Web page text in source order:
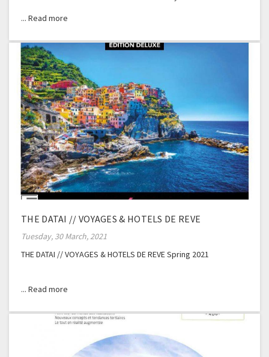
THE DATAI // VOYAGES & HOTELS DE REVE
Tuesday, 30 March, 2021
THE DATAI // VOYAGES & HOTELS DE REVE Spring 2021